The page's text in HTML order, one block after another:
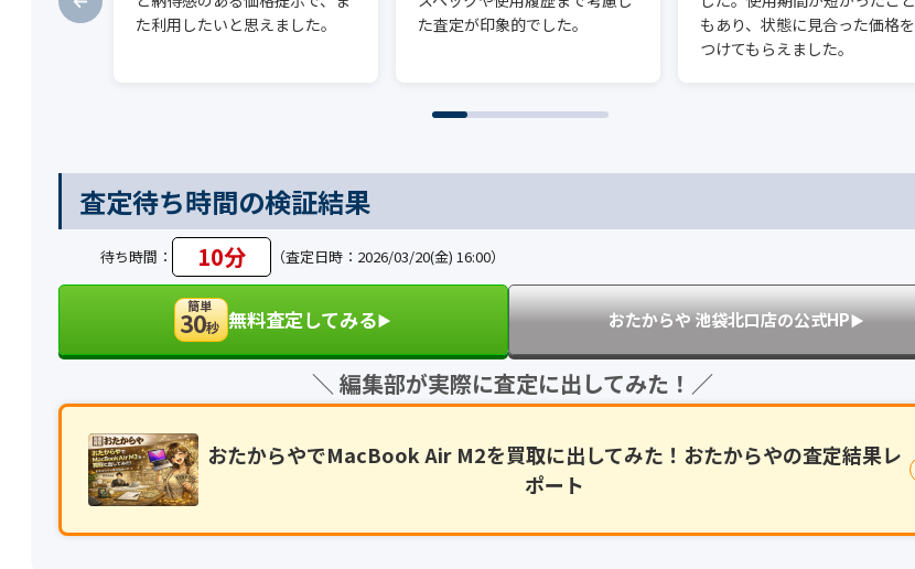
た利用したいと思えました。
た査定が印象的でした。
もあり、状態に見合った価格を
つけてもらえました。
査定待ち時間の検証結果
待ち時間： 10分 （査定日時：2026/03/20(金) 16:00）
簡単
30秒 無料査定してみる▶︎ おたからや 池袋北口店の公式HP▶︎
＼ 編集部が実際に査定に出してみた！／
おたからやでMacBook Air M2を買取に出してみた！おたからやの査定結果レ
ポート